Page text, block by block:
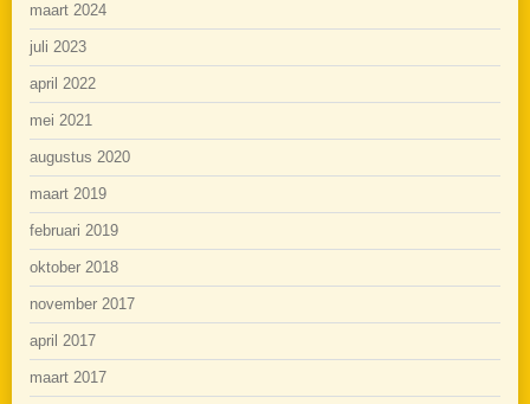
maart 2024
juli 2023
april 2022
mei 2021
augustus 2020
maart 2019
februari 2019
oktober 2018
november 2017
april 2017
maart 2017